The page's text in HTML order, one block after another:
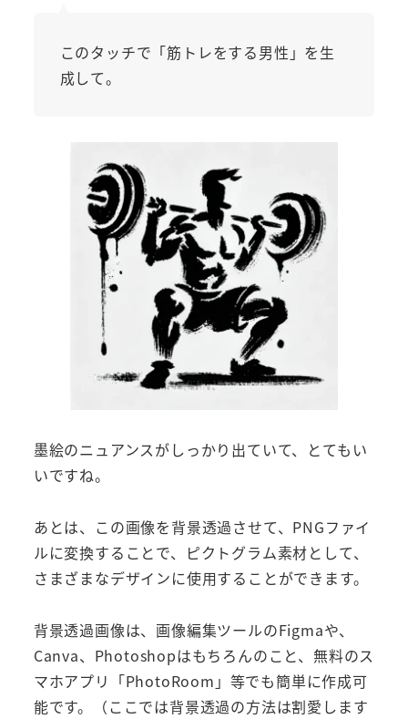
このタッチで「筋トレをする男性」を生
成して。
墨絵のニュアンスがしっかり出ていて、とてもい
いですね。
あとは、この画像を背景透過させて、PNGファイ
ルに変換することで、ピクトグラム素材として、
さまざまなデザインに使用することができます。
背景透過画像は、画像編集ツールのFigmaや、
Canva、Photoshopはもちろんのこと、無料のス
マホアプリ「PhotoRoom」等でも簡単に作成可
能です。（ここでは背景透過の方法は割愛します